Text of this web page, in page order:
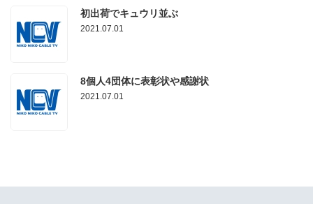
初出荷でキュウリ並ぶ
2021.07.01
8個人4団体に表彰状や感謝状
2021.07.01